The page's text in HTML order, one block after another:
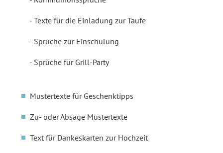
Texte für die Einladung zur Taufe
Sprüche zur Einschulung
Sprüche für Grill-Party
Mustertexte für Geschenktipps
Zu- oder Absage Mustertexte
Text für Dankeskarten zur Hochzeit